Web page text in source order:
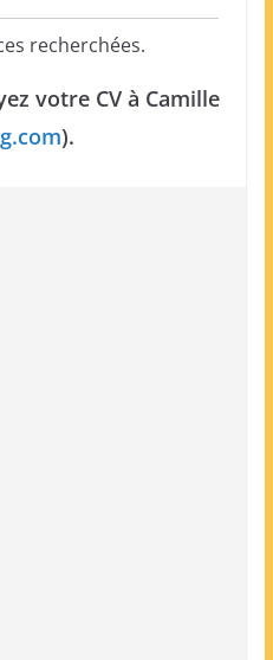
recherchées.
votre CV à Camille
).